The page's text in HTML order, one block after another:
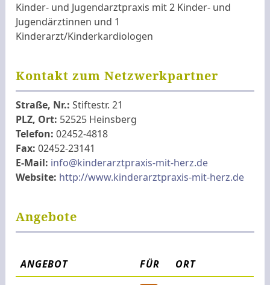
Kinder- und Jugendarztpraxis mit 2 Kinder- und
Jugendärztinnen und 1
Kinderarzt/Kinderkardiologen
Kontakt zum Netzwerkpartner
Straße, Nr.: Stiftestr. 21
PLZ, Ort: 52525 Heinsberg
Telefon: 02452-4818
Fax: 02452-23141
E-Mail: info@kinderarztpraxis-mit-herz.de
Website: http://www.kinderarztpraxis-mit-herz.de
Angebote
ANGEBOT FÜR ORT